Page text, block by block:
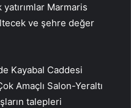
Marmaris
ve şehre değer
Kayabal Caddesi
Amaçlı Salon-Yeraltı
talepleri